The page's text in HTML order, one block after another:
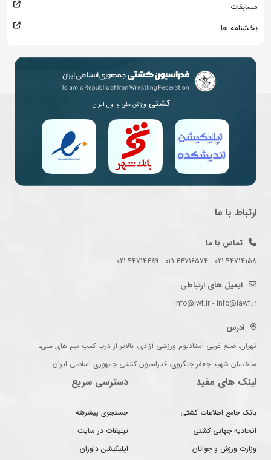
مسابقات
بخشنامه ها
کشتی ورزش ملی و اول ایران
ارتباط با ما
تماس با ما
021-44714158 - 021-44716574 - 021-44714489
ایمیل های ارتباطی
info@iwf.ir - info@iawf.ir
آدرس
تهران، ضلع غربی استادیوم ورزشی آزادی، بالاتر از درب کمپ تیم های ملی،
ساختمان شهید جعفر جنگروی، فدراسیون کشتی جمهوری اسلامی ایران
لینک های مفید
بانک جامع اطلاعات کشتی
اتحادیه جهانی کشتی
وزارت ورزش و جوانان
دسترسی سریع
جستجوی پیشرفته
تبلیغات در سایت
اپلیکیشن داوران